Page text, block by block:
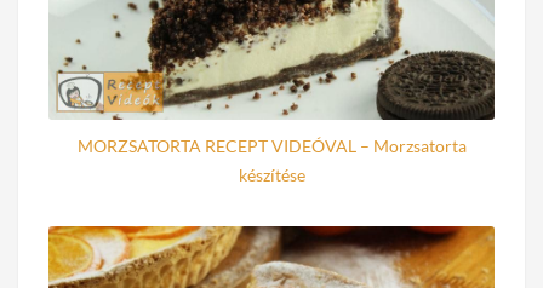
MORZSATORTA RECEPT VIDEÓVAL – Morzsatorta
készítése